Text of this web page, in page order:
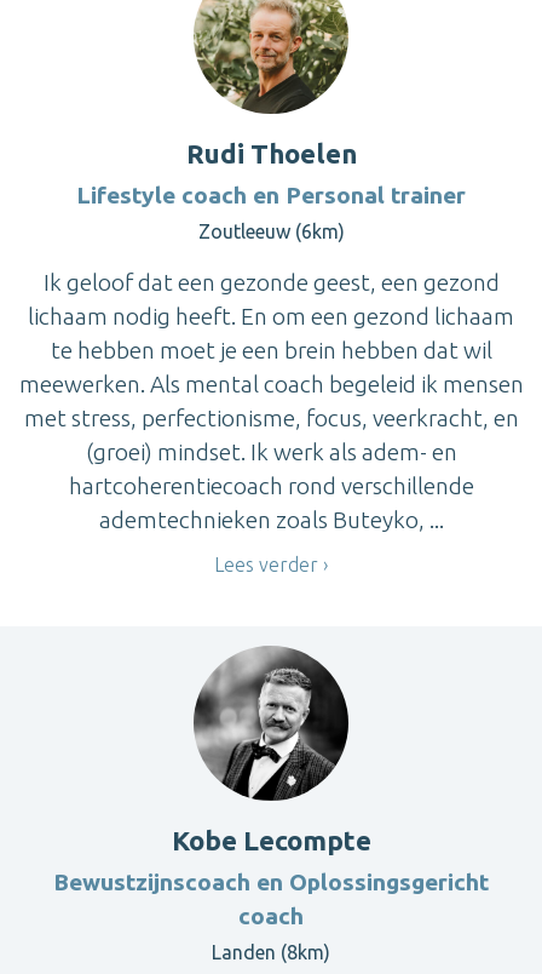
Rudi Thoelen
Lifestyle coach en Personal trainer
Zoutleeuw (6km)
Ik geloof dat een gezonde geest, een gezond
lichaam nodig heeft. En om een gezond lichaam
te hebben moet je een brein hebben dat wil
meewerken. Als mental coach begeleid ik mensen
met stress, perfectionisme, focus, veerkracht, en
(groei) mindset. Ik werk als adem- en
hartcoherentiecoach rond verschillende
ademtechnieken zoals Buteyko, ...
Lees verder
Kobe Lecompte
Bewustzijnscoach en Oplossingsgericht
coach
Landen (8km)